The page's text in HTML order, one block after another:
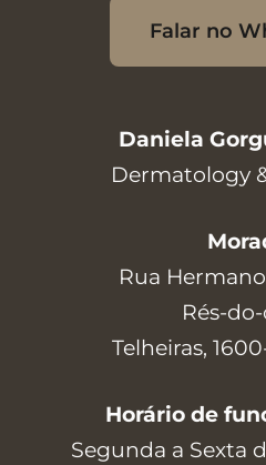
Falar no
Daniela
Dermatology
Rua
Rés-
Telheiras,
Horário de
Segunda a Sexta